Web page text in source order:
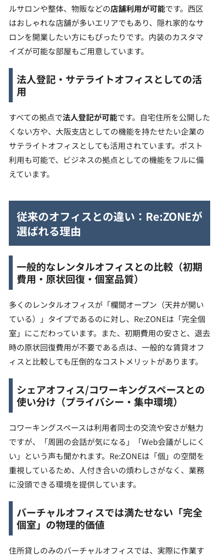
ルサロンや整体、物販などの店舗利用が可能です。西区
はおしゃれな店舗が多いエリアでもあり、隠れ家的なサ
ロンを開業したい方にもぴったりです。内装のカスタマ
イズが可能な部屋もご用意しています。
法人登記・サテライトオフィスとしての活
用
すべての拠点で法人登記が可能です。自宅住所を公開した
くない方や、大阪支店としての機能を持たせたい企業の
サテライトオフィスとしても活用されています。ポスト
利用も可能で、ビジネスの拠点としての機能をフルに備
えています。
従来のオフィスとの違い：Re:ZONEが
選ばれる理由
一般的なレンタルオフィスとの比較（初期
費用・原状回復・個室品質）
多くのレンタルオフィスが「欄間オープン（天井が開い
ている）」タイプであるのに対し、Re:ZONEは「完全個
室」にこだわっています。また、初期費用の安さと、退去
時の原状回復費用が不要である点は、一般的な賃貸オフ
ィスと比較しても圧倒的なコストメリットがあります。
シェアオフィス/コワーキングスペースとの
使い分け（プライバシー・集中環境）
コワーキングスペースは利用者同士の交流や安さが魅力
ですが、「周囲の会話が気になる」「Web会議がしにく
い」という声も聞かれます。Re:ZONEは「個」の空間を
重視しているため、人付き合いの煩わしさがなく、業務
に没頭できる環境を提供しています。
バーチャルオフィスでは満たせない「完全
個室」の物理的価値
住所貸しのみのバーチャルオフィスでは、実際に作業す